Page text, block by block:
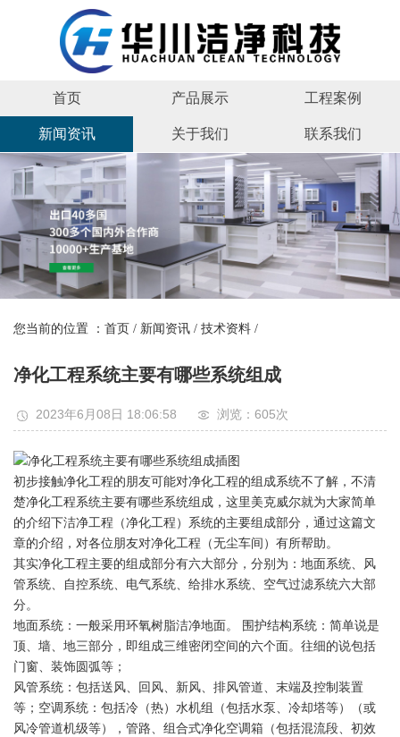
首页 产品展示 工程案例
新闻资讯 关于我们 联系我们
您当前的位置 ： 首页 / 新闻资讯 / 技术资料 /
净化工程系统主要有哪些系统组成
2023年6月08日 18:06:58 浏览：605次
初步接触净化工程的朋友可能对净化工程的组成系统不了解，不清
楚净化工程系统主要有哪些系统组成，这里美克威尔就为大家简单
的介绍下洁净工程（净化工程）系统的主要组成部分，通过这篇文
章的介绍，对各位朋友对净化工程（无尘车间）有所帮助。
其实净化工程主要的组成部分有六大部分，分别为：地面系统、风
管系统、自控系统、电气系统、给排水系统、空气过滤系统六大部
分。
地面系统：一般采用环氧树脂洁净地面。 围护结构系统：简单说是
顶、墙、地三部分，即组成三维密闭空间的六个面。往细的说包括
门窗、装饰圆弧等；
风管系统：包括送风、回风、新风、排风管道、末端及控制装置
等；空调系统：包括冷（热）水机组（包括水泵、冷却塔等）（或
风冷管道机级等），管路、组合式净化空调箱（包括混流段、初效